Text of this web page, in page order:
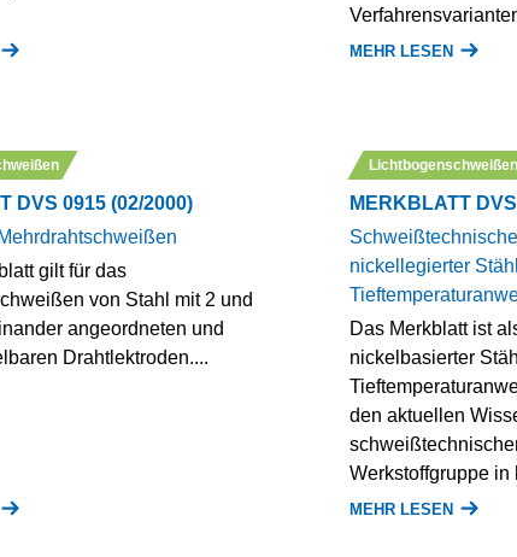
MEHR LESEN
DVS 0915 (02/2000)
gilt für das
von Stahl mit 2 und
angeordneten und
Drahtlektroden....
Lichtbogenschweißen
MERKBLATT
nickellegierter
Das Merkblatt ist
nickelbasierter
den aktuellen
Werkstoffgruppe in
MEHR LESEN